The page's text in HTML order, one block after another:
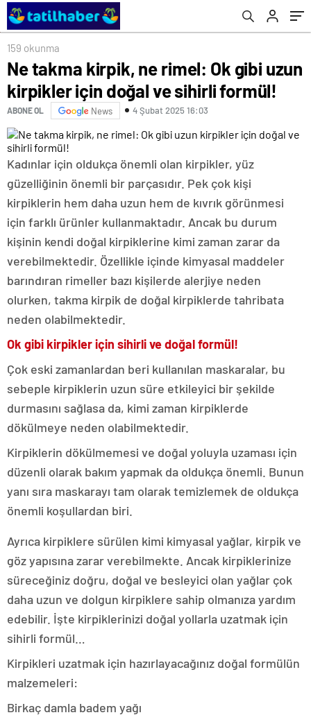
159 okunma
Ne takma kirpik, ne rimel: Ok gibi uzun
kirpikler için doğal ve sihirli formül!
ABONE OL News 4 Şubat 2025 16:03
Kadınlar için oldukça önemli olan kirpikler, yüz
güzelliğinin önemli bir parçasıdır. Pek çok kişi
kirpiklerin hem daha uzun hem de kıvrık görünmesi
için farklı ürünler kullanmaktadır. Ancak bu durum
kişinin kendi doğal kirpiklerine kimi zaman zarar da
verebilmektedir. Özellikle içinde kimyasal maddeler
barındıran rimeller bazı kişilerde alerjiye neden
olurken, takma kirpik de doğal kirpiklerde tahribata
neden olabilmektedir.
Ok gibi kirpikler için sihirli ve doğal formül!
Çok eski zamanlardan beri kullanılan maskaralar, bu
sebeple kirpiklerin uzun süre etkileyici bir şekilde
durmasını sağlasa da, kimi zaman kirpiklerde
dökülmeye neden olabilmektedir.
Kirpiklerin dökülmemesi ve doğal yoluyla uzaması için
düzenli olarak bakım yapmak da oldukça önemli. Bunun
yanı sıra maskarayı tam olarak temizlemek de oldukça
önemli koşullardan biri.
Ayrıca kirpiklere sürülen kimi kimyasal yağlar, kirpik ve
göz yapısına zarar verebilmekte. Ancak kirpiklerinize
süreceğiniz doğru, doğal ve besleyici olan yağlar çok
daha uzun ve dolgun kirpiklere sahip olmanıza yardım
edebilir. İşte kirpiklerinizi doğal yollarla uzatmak için
sihirli formül…
Kirpikleri uzatmak için hazırlayacağınız doğal formülün
malzemeleri:
Birkaç damla badem yağı